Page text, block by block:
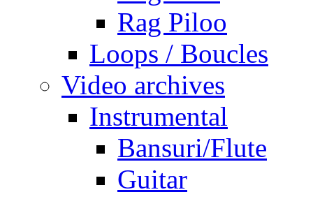
Rag Piloo
Loops / Boucles
Video archives
Instrumental
Bansuri/Flute
Guitar